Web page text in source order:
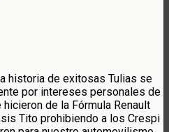
historia de exitosas Tulias se
por intereses personales de
de la Fórmula Renault
Tito prohibiendo a los Crespi